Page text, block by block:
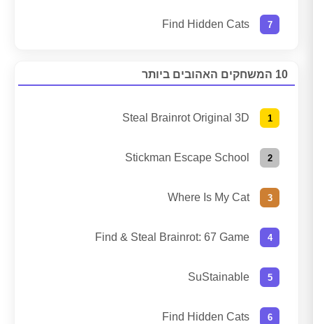
Find Hidden Cats
10 המשחקים האהובים ביותר
Steal Brainrot Original 3D
Stickman Escape School
Where Is My Cat
Find & Steal Brainrot: 67 Game
SuStainable
Find Hidden Cats